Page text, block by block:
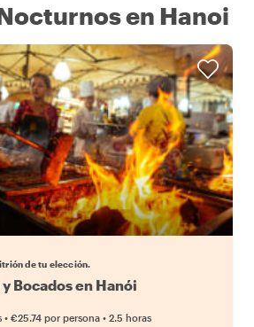
en Hanoi
local favorito
de tu elección.
Bocados en Hanói
• €25.74 por persona • 2.5 horas